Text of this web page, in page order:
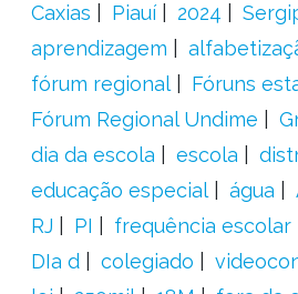
Caxias
Piauí 2024
aprendizagem
fórum regional
Fóruns
Fórum Regional Undime
dia da escola
escola
educação especial
água
RJ
PI frequência escolar
DIa d
colegiado